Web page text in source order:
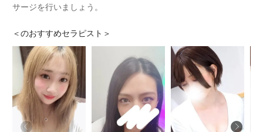
サージを行いましょう。
＜のおすすめセラピスト＞